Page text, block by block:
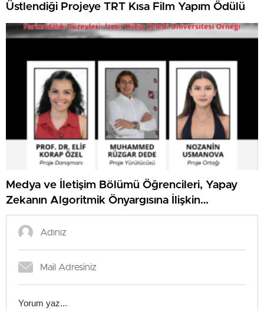
Üstlendiği Projeye TRT Kısa Film Yapım Ödülü
Medya ve İletişim Bölümü Öğrencileri, Yapay
Zekanın Algoritmik Önyargısına İlişkin
Farkındalık Düzeylerini Araştıracak